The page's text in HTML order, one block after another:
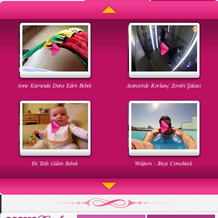
Anne Karnında Dans Eden Bebek Asansörde Korkunç Zombi Şakası
En Tatlı Gülen Bebek Wolfson - Ibiza Comeback